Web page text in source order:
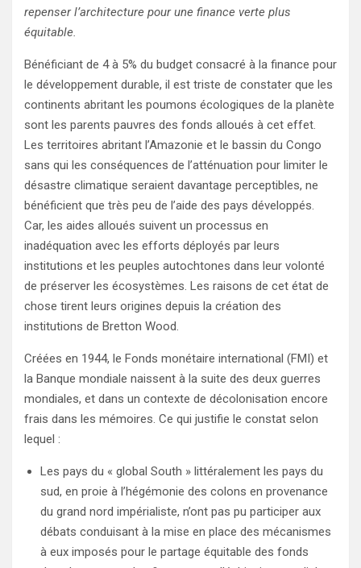
repenser l’architecture pour une finance verte plus
équitable.
Bénéficiant de 4 à 5% du budget consacré à la finance pour
le développement durable, il est triste de constater que les
continents abritant les poumons écologiques de la planète
sont les parents pauvres des fonds alloués à cet effet.
Les territoires abritant l’Amazonie et le bassin du Congo
sans qui les conséquences de l’atténuation pour limiter le
désastre climatique seraient davantage perceptibles, ne
bénéficient que très peu de l’aide des pays développés.
Car, les aides alloués suivent un processus en
inadéquation avec les efforts déployés par leurs
institutions et les peuples autochtones dans leur volonté
de préserver les écosystèmes. Les raisons de cet état de
chose tirent leurs origines depuis la création des
institutions de Bretton Wood.
Créées en 1944, le Fonds monétaire international (FMI) et
la Banque mondiale naissent à la suite des deux guerres
mondiales, et dans un contexte de décolonisation encore
frais dans les mémoires. Ce qui justifie le constat selon
lequel :
Les pays du « global South » littéralement les pays du
sud, en proie à l’hégémonie des colons en provenance
du grand nord impérialiste, n’ont pas pu participer aux
débats conduisant à la mise en place des mécanismes
à eux imposés pour le partage équitable des fonds